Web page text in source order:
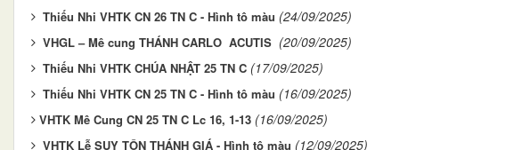
Thiếu Nhi VHTK CN 26 TN C - Hình tô màu (24/09/2025)
VHGL – Mê cung THÁNH CARLO ACUTIS (20/09/2025)
Thiếu Nhi VHTK CHÚA NHẬT 25 TN C (17/09/2025)
Thiếu Nhi VHTK CN 25 TN C - Hình tô màu (16/09/2025)
​​​​​​​VHTK Mê Cung CN 25 TN C Lc 16, 1-13 (16/09/2025)
VHTK Lễ SUY TÔN THÁNH GIÁ - Hình tô màu (12/09/2025)